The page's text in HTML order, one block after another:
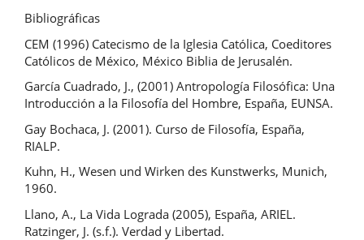
Bibliográficas
CEM (1996) Catecismo de la Iglesia Católica, Coeditores
Católicos de México, México Biblia de Jerusalén.
García Cuadrado, J., (2001) Antropología Filosófica: Una
Introducción a la Filosofía del Hombre, España, EUNSA.
Gay Bochaca, J. (2001). Curso de Filosofía, España,
RIALP.
Kuhn, H., Wesen und Wirken des Kunstwerks, Munich,
1960.
Llano, A., La Vida Lograda (2005), España, ARIEL.
Ratzinger, J. (s.f.). Verdad y Libertad.